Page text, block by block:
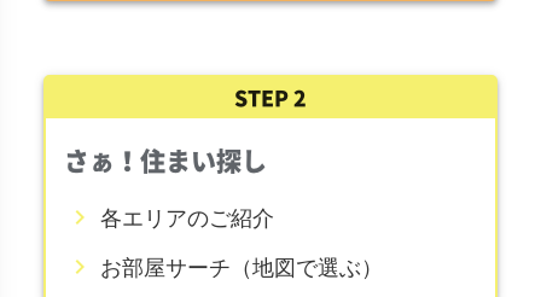
STEP 2
さぁ！住まい探し
chevron_right 各エリアのご紹介
chevron_right お部屋サーチ（地図で選ぶ）